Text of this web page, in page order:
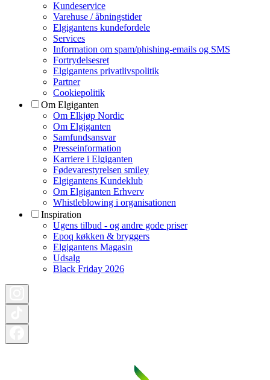
Kundeservice
Varehuse / åbningstider
Elgigantens kundefordele
Services
Information om spam/phishing-emails og SMS
Fortrydelsesret
Elgigantens privatlivspolitik
Partner
Cookiepolitik
Om Elgiganten
Om Elkjøp Nordic
Om Elgiganten
Samfundsansvar
Presseinformation
Karriere i Elgiganten
Fødevarestyrelsen smiley
Elgigantens Kundeklub
Om Elgiganten Erhverv
Whistleblowing i organisationen
Inspiration
Ugens tilbud - og andre gode priser
Epoq køkken & bryggers
Elgigantens Magasin
Udsalg
Black Friday 2026